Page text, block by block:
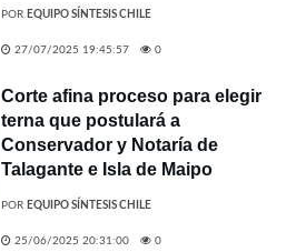
POR EQUIPO SÍNTESIS CHILE
27/07/2025 19:45:57 0
Corte afina proceso para elegir
terna que postulará a
Conservador y Notaría de
Talagante e Isla de Maipo
POR EQUIPO SÍNTESIS CHILE
25/06/2025 20:31:00 0